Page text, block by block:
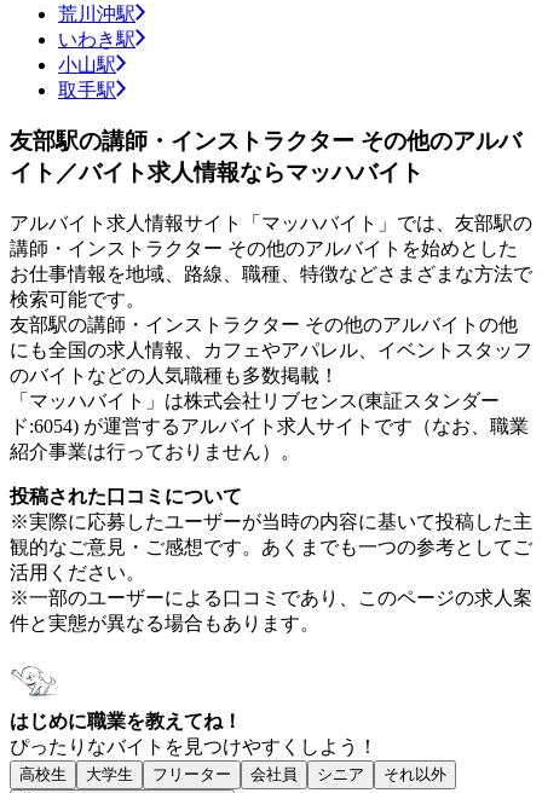
荒川沖駅
いわき駅
小山駅
取手駅
友部駅の講師・インストラクター その他のアルバ
イト／バイト求人情報ならマッハバイト
アルバイト求人情報サイト「マッハバイト」では、友部駅の
講師・インストラクター その他のアルバイトを始めとした
お仕事情報を地域、路線、職種、特徴などさまざまな方法で
検索可能です。
友部駅の講師・インストラクター その他のアルバイトの他
にも全国の求人情報、カフェやアパレル、イベントスタッフ
のバイトなどの人気職種も多数掲載！
「マッハバイト」は株式会社リブセンス(東証スタンダー
ド:6054) が運営するアルバイト求人サイトです（なお、職業
紹介事業は行っておりません）。
投稿された口コミについて
※実際に応募したユーザーが当時の内容に基いて投稿した主
観的なご意見・ご感想です。あくまでも一つの参考としてご
活用ください。
※一部のユーザーによる口コミであり、このページの求人案
件と実態が異なる場合もあります。
はじめに職業を教えてね！
ぴったりなバイトを見つけやすくしよう！
高校生 大学生 フリーター 会社員 シニア
それ以外